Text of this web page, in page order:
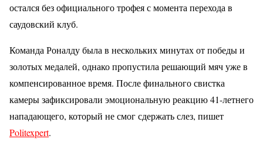
остался без официального трофея с момента перехода в
саудовский клуб.
Команда Роналду была в нескольких минутах от победы и
золотых медалей, однако пропустила решающий мяч уже в
компенсированное время. После финального свистка
камеры зафиксировали эмоциональную реакцию 41-летнего
нападающего, который не смог сдержать слез, пишет
Politexpert.